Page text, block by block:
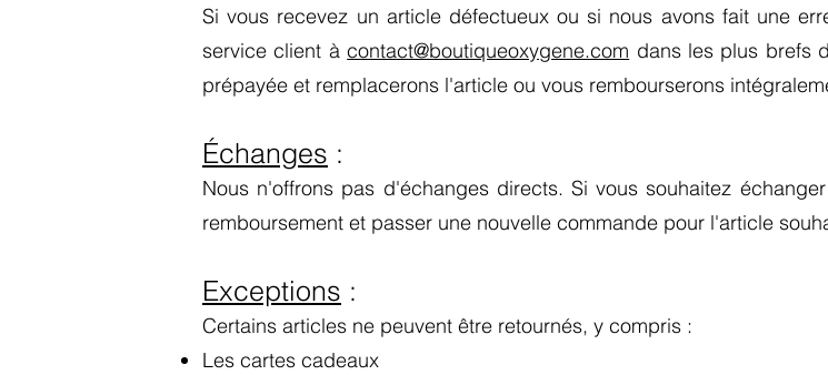
Si vous recevez un article défectueux ou si nous avons fait une
service client àcontact@boutiqueoxygene.com dans les plus brefs
prépayée et remplacerons l'article ou vous rembourserons
Échanges :
Nous n'offrons pas d'échanges directs. Si vous souhaitez
remboursement et passer une nouvelle commande pour l'article
Exceptions :
Certains articles ne peuvent être retournés, y compris :
Les cartes cadeaux